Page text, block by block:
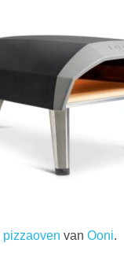
pizzaoven van Ooni.